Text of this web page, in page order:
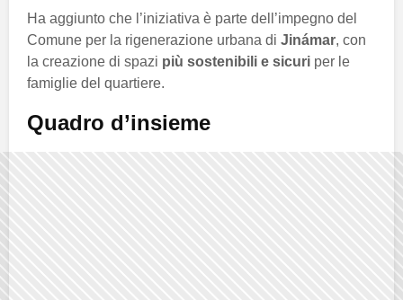
Ha aggiunto che l’iniziativa è parte dell’impegno del
Comune per la rigenerazione urbana di Jinámar, con
la creazione di spazi più sostenibili e sicuri per le
famiglie del quartiere.
Quadro d’insieme